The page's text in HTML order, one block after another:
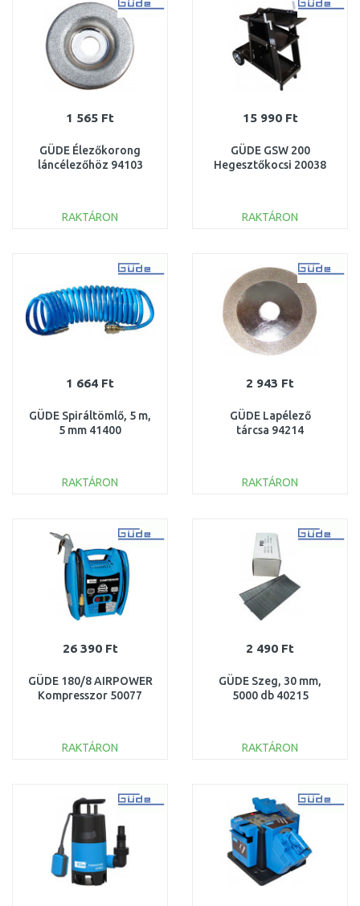
1 565 Ft
GÜDE Élezőkorong
láncélezőhöz 94103
RAKTÁRON
Összehasonlítás
15 990 Ft
GÜDE GSW 200
Hegesztőkocsi 20038
RAKTÁRON
Összehasonlítás
1 664 Ft
GÜDE Spiráltömlő, 5 m,
5 mm 41400
RAKTÁRON
Összehasonlítás
2 943 Ft
GÜDE Lapélező
tárcsa 94214
RAKTÁRON
Összehasonlítás
26 390 Ft
GÜDE 180/8 AIRPOWER
Kompresszor 50077
RAKTÁRON
Összehasonlítás
2 490 Ft
GÜDE Szeg, 30 mm,
5000 db 40215
RAKTÁRON
Összehasonlítás